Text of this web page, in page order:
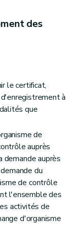
des
le certificat,
à
que
de
auprès
auprès
du
de contrôle
l'ensemble des
activités de
d'organisme